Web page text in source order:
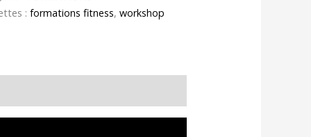
:formations fitness,workshop